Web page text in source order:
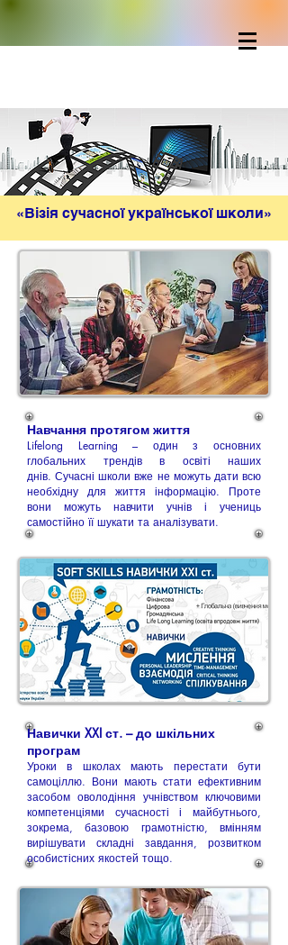
«Візія сучасної української школи»
Навчання протягом життя
Lifelong Learning – один з основних
глобальних трендів в освіті наших
днів. Сучасні школи вже не можуть дати всю
необхідну для життя інформацію. Проте
вони можуть навчити учнів і учениць
самостійно її шукати та аналізувати.
Навички XXI ст. – до шкільних
програм
Уроки в школах мають перестати бути
самоціллю. Вони мають стати ефективним
засобом оволодіння учнівством ключовими
компетенціями сучасності і майбутнього,
зокрема, базовою грамотністю, вмінням
вирішувати складні завдання, розвитком
особистісних якостей тощо.